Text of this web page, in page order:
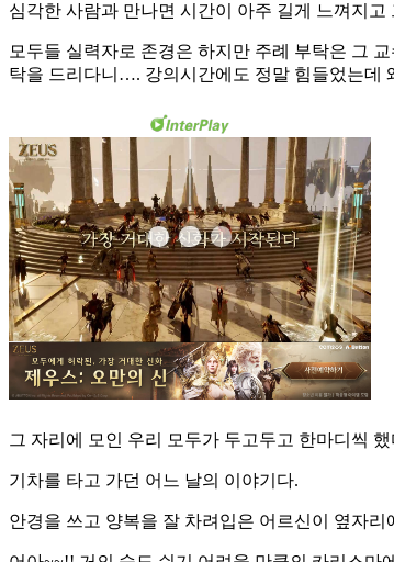
심각한 사람과 만나면 시간이 아주 길게 느껴지
모두들 실력자로 존경은 하지만 주례 부탁은 그
탁을 드리다니…. 강의시간에도 정말 힘들었는데
그 자리에 모인 우리 모두가 두고두고 한마디씩 했
기차를 타고 가던 어느 날의 이야기다.
안경을 쓰고 양복을 잘 차려입은 어르신이 옆자리